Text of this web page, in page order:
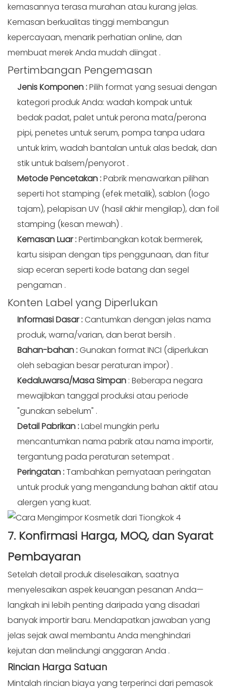
kemasannya terasa murahan atau kurang jelas.
Kemasan berkualitas tinggi membangun
kepercayaan, menarik perhatian online, dan
membuat merek Anda mudah diingat .
Pertimbangan Pengemasan
Jenis Komponen :Pilih format yang sesuai dengan
kategori produk Anda: wadah kompak untuk
bedak padat, palet untuk perona mata/perona
pipi, penetes untuk serum, pompa tanpa udara
untuk krim, wadah bantalan untuk alas bedak, dan
stik untuk balsem/penyorot .
Metode Pencetakan :Pabrik menawarkan pilihan
seperti hot stamping (efek metalik), sablon (logo
tajam), pelapisan UV (hasil akhir mengilap), dan foil
stamping (kesan mewah) .
Kemasan Luar :Pertimbangkan kotak bermerek,
kartu sisipan dengan tips penggunaan, dan fitur
siap eceran seperti kode batang dan segel
pengaman .
Konten Label yang Diperlukan
Informasi Dasar :Cantumkan dengan jelas nama
produk, warna/varian, dan berat bersih .
Bahan-bahan :Gunakan format INCI (diperlukan
oleh sebagian besar peraturan impor) .
Kedaluwarsa/Masa Simpan : Beberapa negara
mewajibkan tanggal produksi atau periode
"gunakan sebelum" .
Detail Pabrikan :Label mungkin perlu
mencantumkan nama pabrik atau nama importir,
tergantung pada peraturan setempat .
Peringatan :Tambahkan pernyataan peringatan
untuk produk yang mengandung bahan aktif atau
alergen yang kuat.
7. Konfirmasi Harga, MOQ, dan Syarat
Pembayaran
Setelah detail produk diselesaikan, saatnya
menyelesaikan aspek keuangan pesanan Anda—
langkah ini lebih penting daripada yang disadari
banyak importir baru. Mendapatkan jawaban yang
jelas sejak awal membantu Anda menghindari
kejutan dan melindungi anggaran Anda .
Rincian Harga Satuan
Mintalah rincian biaya yang terperinci dari pemasok